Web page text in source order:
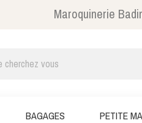
Maroquinerie
BAGAGES PETITE